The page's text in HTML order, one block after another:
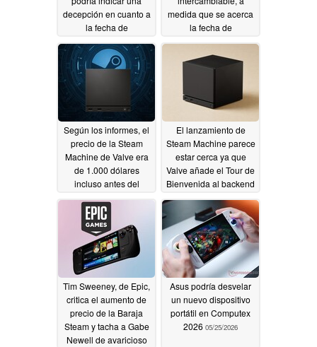
decepción en cuanto a
la fecha de
lanzamiento de la
Steam Machine
06/19/2026
medida que se acerca
la fecha de
lanzamiento de las
gafas de realidad
virtual06/18/2026
Según los informes, el
precio de la Steam
Machine de Valve era
de 1.000 dólares
incluso antes del
retraso de la fecha de
lanzamiento
El lanzamiento de
Steam Machine parece
estar cerca ya que
Valve añade el Tour de
Bienvenida al backend
de Steam05/31/2026
Tim Sweeney, de Epic,
critica el aumento de
precio de la Baraja
Steam y tacha a Gabe
Newell de avaricioso
Asus podría desvelar
un nuevo dispositivo
portátil en Computex
2026 05/25/2026